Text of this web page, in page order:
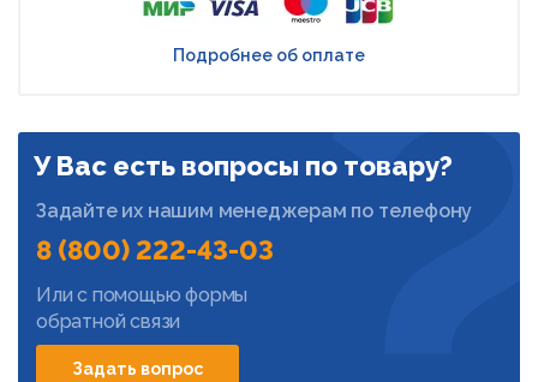
Подробнее об оплате
У Вас есть вопросы по товару?
Задайте их нашим менеджерам по телефону
8 (800) 222-43-03
Или с помощью формы
обратной связи
Задать вопрос